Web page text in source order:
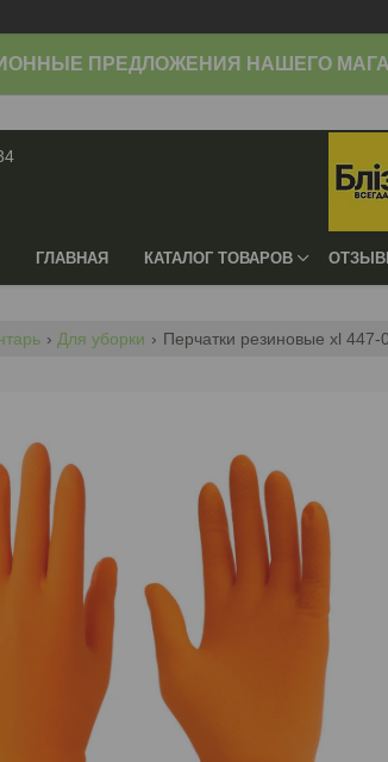
ПРЕДЛОЖЕНИЯ НАШЕГО
ГЛАВНАЯ КАТАЛОГ ТОВАРОВ
Для уборки Перчатки резиновые xl 447-